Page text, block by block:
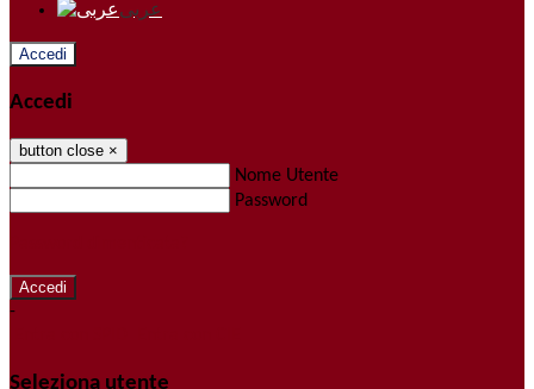
عربى
Accedi
Accedi
button close ×
Nome Utente
Password
-
Seleziona utente